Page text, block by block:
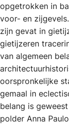
opgetrokken in
voor- en
zijn gevat in
gietijzeren
van algemeen
oorspronkelijke
gemaal in
belang is
polder Anna